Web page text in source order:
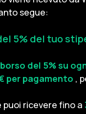
segue:
5% del tuo
del 5% su
per pagamento ,
puoi ricevere fino a